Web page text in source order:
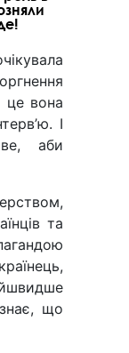
це вона
І
аби
та
що